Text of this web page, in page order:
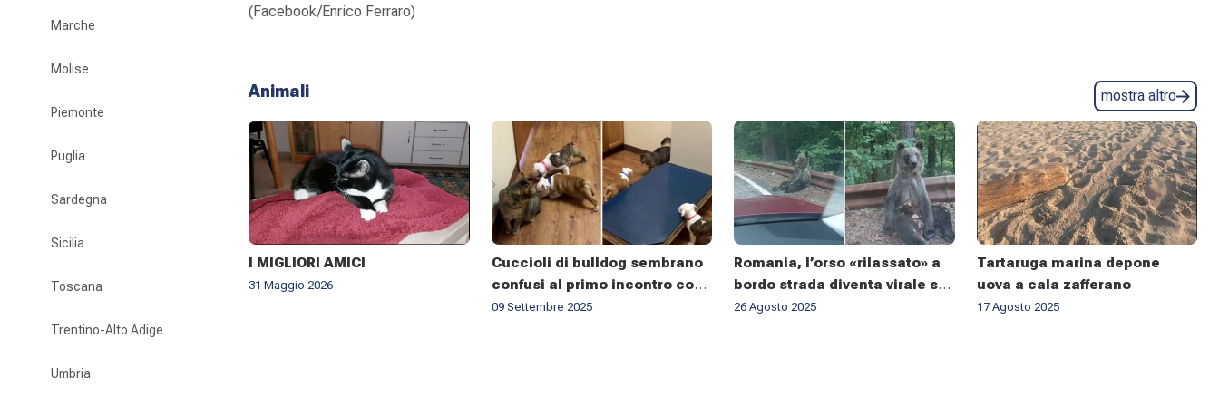
Marche
Molise
Piemonte
Puglia
Sardegna
Sicilia
Toscana
Trentino-Alto Adige
Umbria
(Facebook/Enrico Ferraro)
Animali mostra altro
I MIGLIORI AMICI
31 Maggio 2026
Cuccioli di bulldog sembrano
confusi al primo incontro con
un gatto
09 Settembre 2025
Romania, l’orso «rilassato» a
bordo strada diventa virale sui
social. Ma qualcuno avverte
26 Agosto 2025
Tartaruga marina depone
uova a cala zafferano
17 Agosto 2025